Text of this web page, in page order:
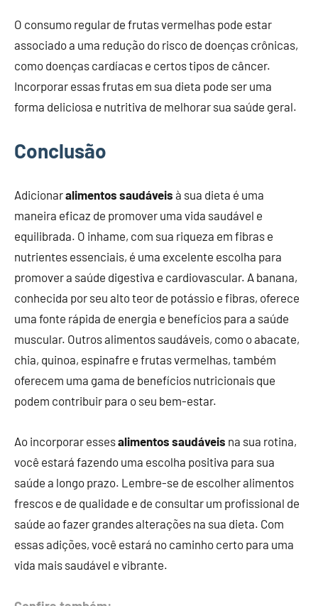
O consumo regular de frutas vermelhas pode estar
associado a uma redução do risco de doenças crônicas,
como doenças cardíacas e certos tipos de câncer.
Incorporar essas frutas em sua dieta pode ser uma
forma deliciosa e nutritiva de melhorar sua saúde geral.
Conclusão
Adicionaralimentos saudáveis à sua dieta é uma
maneira eficaz de promover uma vida saudável e
equilibrada. O inhame, com sua riqueza em fibras e
nutrientes essenciais, é uma excelente escolha para
promover a saúde digestiva e cardiovascular. A banana,
conhecida por seu alto teor de potássio e fibras, oferece
uma fonte rápida de energia e benefícios para a saúde
muscular. Outros alimentos saudáveis, como o abacate,
chia, quinoa, espinafre e frutas vermelhas, também
oferecem uma gama de benefícios nutricionais que
podem contribuir para o seu bem-estar.
Ao incorporar essesalimentos saudáveis na sua rotina,
você estará fazendo uma escolha positiva para sua
saúde a longo prazo. Lembre-se de escolher alimentos
frescos e de qualidade e de consultar um profissional de
saúde ao fazer grandes alterações na sua dieta. Com
essas adições, você estará no caminho certo para uma
vida mais saudável e vibrante.